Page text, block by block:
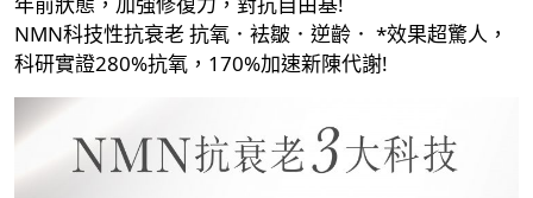
NMN科技性抗衰老 抗氧．袪皺．逆齡． *效果超驚人，
科研實證280%抗氧，170%加速新陳代謝!